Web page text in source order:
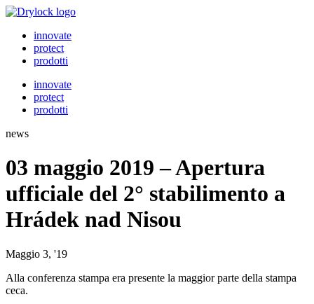
Vai
contenutoinnovate
protect
prodotti
innovate
protect
prodotti
news
03 maggio 2019 – Apertura
ufficiale del 2° stabilimento a
Hrádek nad Nisou
Maggio 3, '19
Alla conferenza stampa era presente la maggior parte della stampa
ceca.